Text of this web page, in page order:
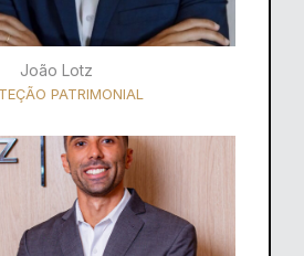
João Lotz
PATRIMONIAL